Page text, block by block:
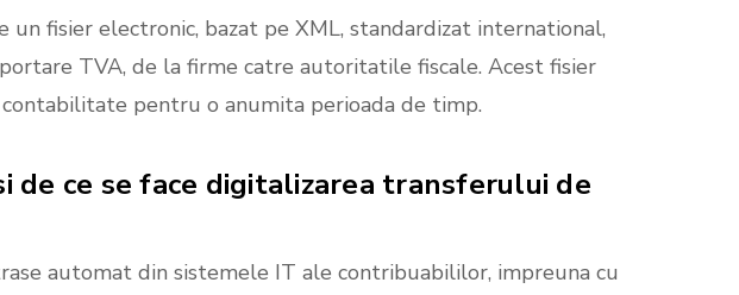
un fisier electronic, bazat pe XML, standardizat international,
TVA, de la firme catre autoritatile fiscale. Acest fisier
pentru o anumita perioada de timp.
de ce se face digitalizarea transferului de
automat din sistemele IT ale contribuabililor, impreuna cu